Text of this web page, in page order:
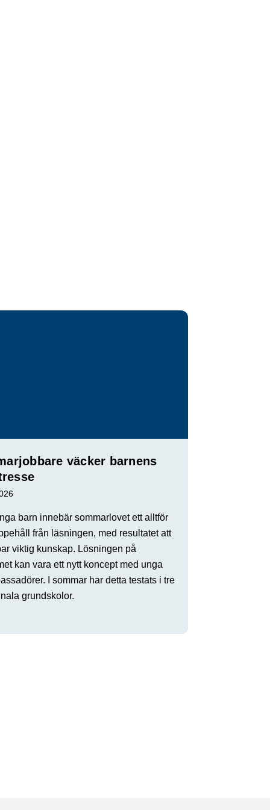
väcker barnens
barn innebär sommarlovet ett alltför
från läsningen, med resultatet att
viktig kunskap. Lösningen på
kan vara ett nytt koncept med unga
I sommar har detta testats i tre
grundskolor.